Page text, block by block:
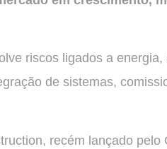
riscos ligados a energia,
de sistemas,
recém lançado pelo